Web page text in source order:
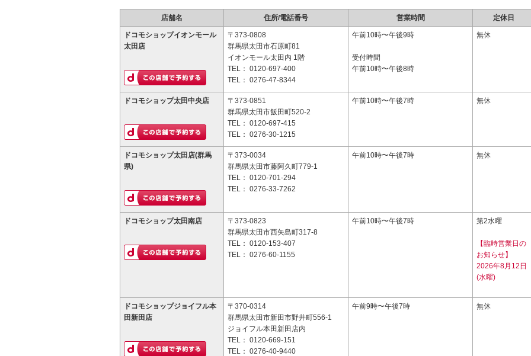
店舗名 住所/電話番号 営業時間 定休日
ドコモショップイオンモール
太田店
〒373-0808
群馬県太田市石原町81
イオンモール太田内 1階
TEL： 0120-697-400
TEL： 0276-47-8344
午前10時〜午後9時
受付時間
午前10時〜午後8時
無休
ドコモショップ太田中央店
〒373-0851
群馬県太田市飯田町520-2
TEL： 0120-697-415
TEL： 0276-30-1215
午前10時〜午後7時 無休
ドコモショップ太田店(群馬
県)
〒373-0034
群馬県太田市藤阿久町779-1
TEL： 0120-701-294
TEL： 0276-33-7262
午前10時〜午後7時 無休
ドコモショップ太田南店
〒373-0823
群馬県太田市西矢島町317-8
TEL： 0120-153-407
TEL： 0276-60-1155
午前10時〜午後7時 第2水曜
【臨時営業日の
お知らせ】
2026年8月12日
(水曜)
ドコモショップジョイフル本
田新田店
〒370-0314
群馬県太田市新田市野井町556-1
ジョイフル本田新田店内
TEL： 0120-669-151
TEL： 0276-40-9440
午前9時〜午後7時 無休